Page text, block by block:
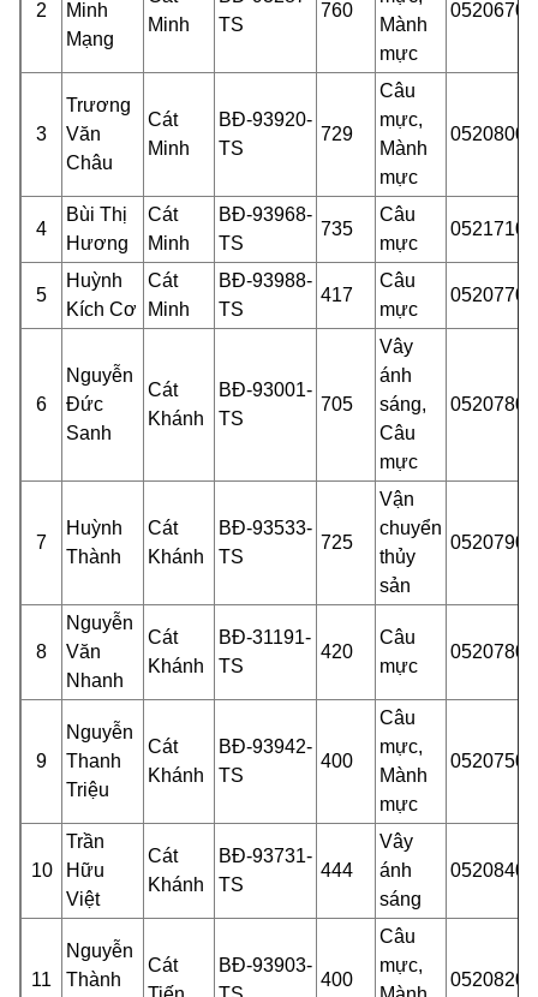
2
Minh
Mạng
Minh
TS
760
Mành
mực
3
Trương
Văn
Châu
Cát
Minh
BĐ-93920-
TS
729
Câu
mực,
Mành
mực
4
Bùi Thị
Hương
Cát
Minh
BĐ-93968-
TS
735
Câu
mực
5
Huỳnh
Kích Cơ
Cát
Minh
BĐ-93988-
TS
417
Câu
mực
6
Nguyễn
Đức
Sanh
Cát
Khánh
BĐ-93001-
TS
705
Vây
ánh
sáng,
Câu
mực
7
Huỳnh
Thành
Cát
Khánh
BĐ-93533-
TS
725
Vận
chuyển
thủy
sản
8
Nguyễn
Văn
Nhanh
Cát
Khánh
BĐ-31191-
TS
420
Câu
mực
9
Nguyễn
Thanh
Triệu
Cát
Khánh
BĐ-93942-
TS
400
Câu
mực,
Mành
mực
10
Trần
Hữu
Việt
Cát
Khánh
BĐ-93731-
TS
444
Vây
ánh
sáng
11
Nguyễn
Thành
Cát
BĐ-93903-
400
Câu
mực,